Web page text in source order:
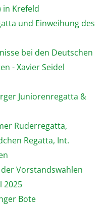
Krefeld
und Einweihung des
bei den Deutschen
- Xavier Seidel
Juniorenregatta &
Ruderregatta,
Regatta, Int.
Vorstandswahlen
2025
Bote